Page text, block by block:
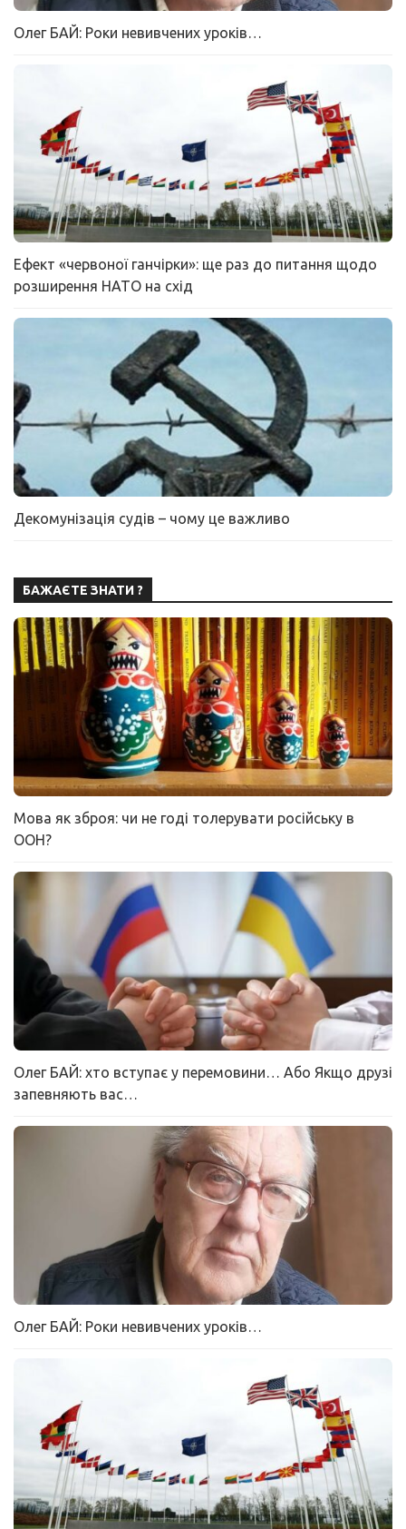
Олег БАЙ: Роки невивчених уроків…
Ефект «червоної ганчірки»: ще раз до питання щодо
розширення НАТО на схід
Декомунізація судів – чому це важливо
БАЖАЄТЕ ЗНАТИ ?
Мова як зброя: чи не годі толерувати російську в
ООН?
Олег БАЙ: хто вступає у перемовини… Або Якщо друзі
запевняють вас…
Олег БАЙ: Роки невивчених уроків…